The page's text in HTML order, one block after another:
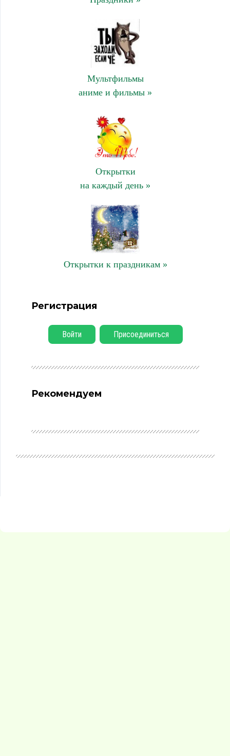
Мультфильмы
аниме и фильмы »
Открытки
на каждый день »
Открытки к праздникам »
Регистрация
Войти Присоединиться
Рекомендуем